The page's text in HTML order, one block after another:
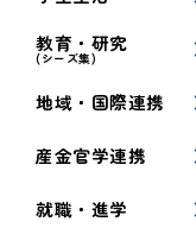
教育・研究
(シーズ集)
地域・国際連携
産金官学連携
就職・進学